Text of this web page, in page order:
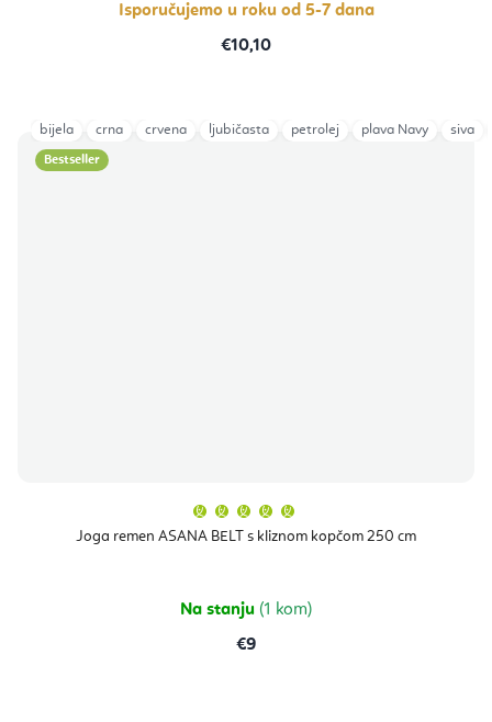
Isporučujemo u roku od 5-7 dana
€10,10
Bestseller
Joga remen ASANA BELT s kliznom kopčom 250 cm
proizvoda
je
zvjezdica.
Na stanju (1 kom)
€9
bijela crna crvena ljubičasta petrolej plava Navy siva